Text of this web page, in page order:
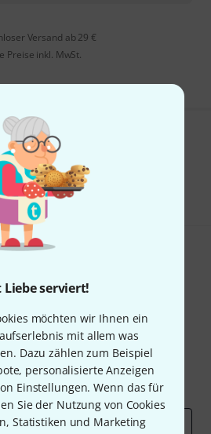
Liebe serviert!
möchten wir Ihnen ein
mit allem was
Dazu zählen zum Beispiel
personalisierte Anzeigen
Einstellungen. Wenn das für
Sie der Nutzung von Cookies
Statistiken und Marketing
Versand ab 29 €
Preise inkl. MwSt.
was Sie sehen?
Hilfe & Feedback
Newsletter
Newsletter und gewinne mit
50 Gutscheinenüber jeweils50€
Deals Thomann Insights